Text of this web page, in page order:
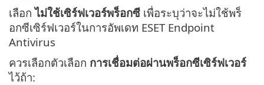
เลือกไม่ใช้เซิร์ฟเวอร์พร็อกซี เพื่อระบุว่าจะไม่ใช้พร็
อกซีเซิร์ฟเวอร์ในการอัพเดท ESET Endpoint
Antivirus
ควรเลือกตัวเลือก การเชื่อมต่อผ่านพร็อกซีเซิร์ฟเวอร์
ไว้ถ้า: